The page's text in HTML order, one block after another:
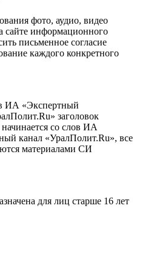
фото, аудио, видео
сайте информационного
письменное согласие
каждого конкретного
ИА «Экспертный
заголовок
со слов ИА
канал «УралПолит.Ru», все
материалами СИ
для лиц старше 16 лет